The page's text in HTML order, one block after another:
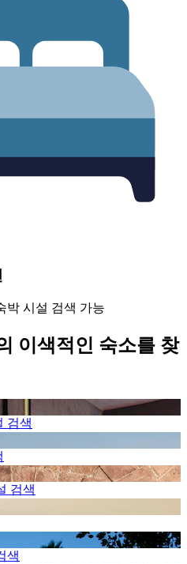
박 시설 검색 가능
이색적인 숙소를 찾
검색
검색
색